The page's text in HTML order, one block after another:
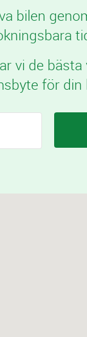
bilen
vi de bästa
för din